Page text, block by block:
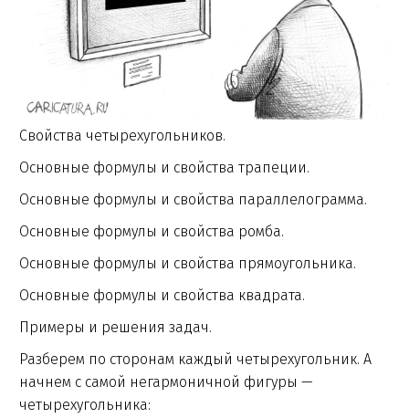
Свойства четырехугольников.
Основные формулы и свойства трапеции.
Основные формулы и свойства параллелограмма.
Основные формулы и свойства ромба.
Основные формулы и свойства прямоугольника.
Основные формулы и свойства квадрата.
Примеры и решения задач.
Разберем по сторонам каждый четырехугольник. А
начнем с самой негармоничной фигуры —
четырехугольника: